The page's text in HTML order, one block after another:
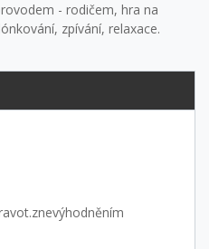
- rodičem, hra na
zpívání, relaxace.